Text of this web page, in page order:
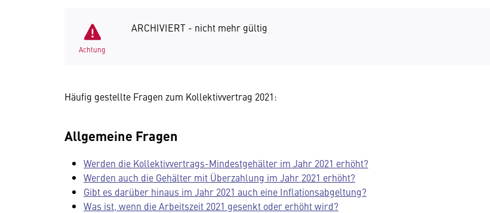
Achtung
ARCHIVIERT - nicht mehr gültig
Häufig gestellte Fragen zum Kollektivvertrag 2021:
Allgemeine Fragen
Werden die Kollektivvertrags-Mindestgehälter im Jahr 2021 erhöht?
Werden auch die Gehälter mit Überzahlung im Jahr 2021 erhöht?
Gibt es darüber hinaus im Jahr 2021 auch eine Inflationsabgeltung?
Was ist, wenn die Arbeitszeit 2021 gesenkt oder erhöht wird?